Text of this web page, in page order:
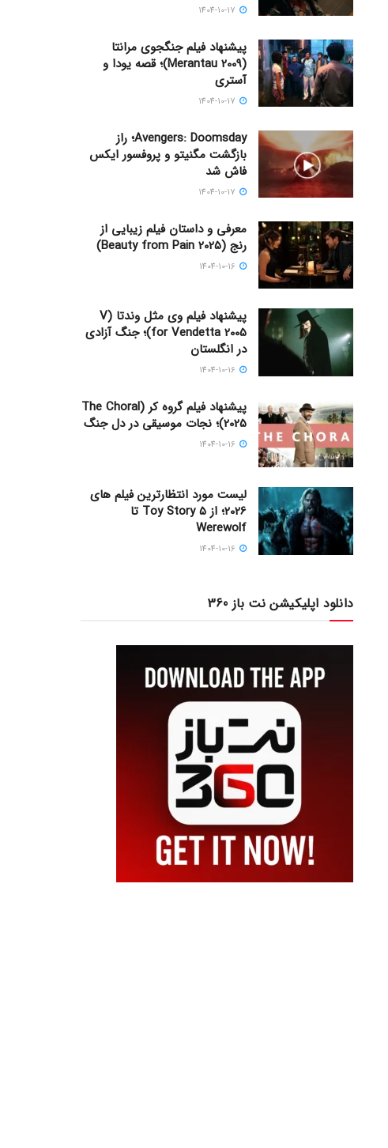
پیشنهاد فیلم جنگجوی مرانتا
(Merantau 2009)؛ قصه یودا و
آستری
Avengers: Doomsday؛ راز
بازگشت مگنیتو و پروفسور ایکس
فاش شد
معرفی و داستان فیلم زیبایی از
رنج (Beauty from Pain 2025)
پیشنهاد فیلم وی مثل وندتا (V
for Vendetta 2005)؛ جنگ آزادی
در انگلستان
پیشنهاد فیلم گروه کر (The Choral
2025)؛ نجات موسیقی در دل جنگ
لیست مورد انتظارترین فیلم های
2026؛ از Toy Story 5 تا
Werewolf
دانلود اپلیکیشن نت باز 360